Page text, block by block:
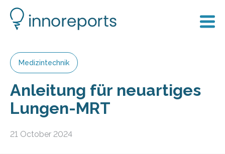
Medizintechnik
Anleitung für neuartiges
Lungen-MRT
21 October 2024